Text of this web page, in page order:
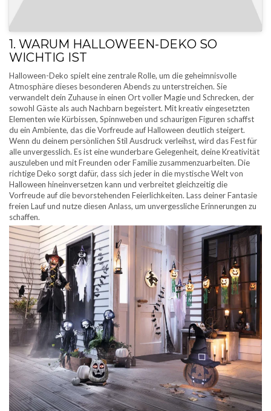
1. WARUM HALLOWEEN-DEKO SO
WICHTIG IST
Halloween-Deko spielt eine zentrale Rolle, um die geheimnisvolle
Atmosphäre dieses besonderen Abends zu unterstreichen. Sie
verwandelt dein Zuhause in einen Ort voller Magie und Schrecken, der
sowohl Gäste als auch Nachbarn begeistert. Mit kreativ eingesetzten
Elementen wie Kürbissen, Spinnweben und schaurigen Figuren schaffst
du ein Ambiente, das die Vorfreude auf Halloween deutlich steigert.
Wenn du deinem persönlichen Stil Ausdruck verleihst, wird das Fest für
alle unvergesslich. Es ist eine wunderbare Gelegenheit, deine Kreativität
auszuleben und mit Freunden oder Familie zusammenzuarbeiten. Die
richtige Deko sorgt dafür, dass sich jeder in die mystische Welt von
Halloween hineinversetzen kann und verbreitet gleichzeitig die
Vorfreude auf die bevorstehenden Feierlichkeiten. Lass deiner Fantasie
freien Lauf und nutze diesen Anlass, um unvergessliche Erinnerungen zu
schaffen.